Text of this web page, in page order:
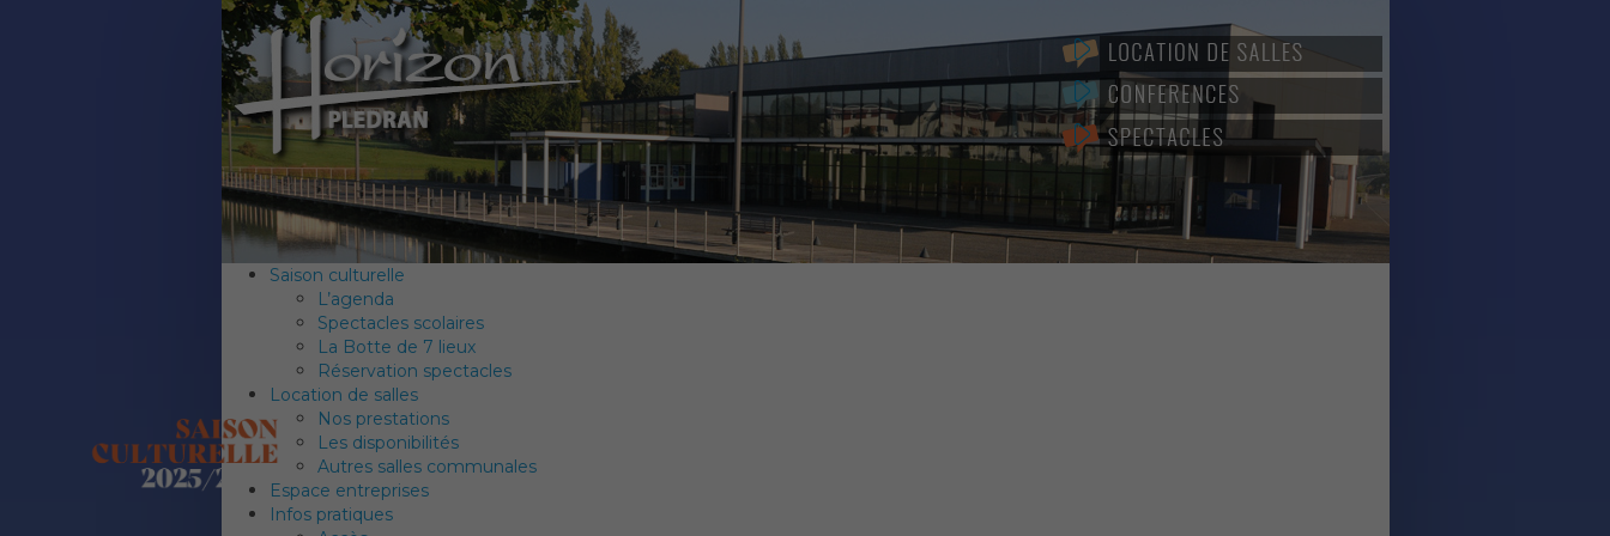
Saison culturelle
L’agenda
Spectacles scolaires
La Botte de 7 lieux
Réservation spectacles
Location de salles
Nos prestations
Les disponibilités
Autres salles communales
Espace entreprises
Infos pratiques